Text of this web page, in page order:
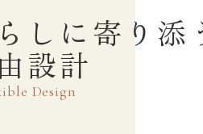
しに寄り添う
設計